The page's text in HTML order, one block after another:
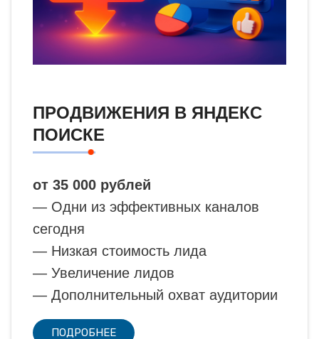
ПРОДВИЖЕНИЯ В ЯНДЕКС
ПОИСКЕ
от 35 000 рублей
— Одни из эффективных каналов
сегодня
— Низкая стоимость лида
— Увеличение лидов
— Дополнительный охват аудитории
ПОДРОБНЕЕ